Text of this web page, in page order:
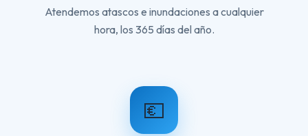
Atendemos atascos e inundaciones a cualquier
hora, los 365 días del año.
💶